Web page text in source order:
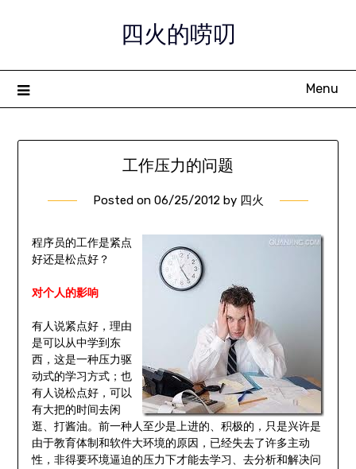
四火的唠叨
Menu
工作压力的问题
Posted on 06/25/2012 by 四火
程序员的工作是紧点
好还是松点好？
对个人的影响
有人说紧点好，理由
是可以从中学到东
西，这是一种压力驱
动式的学习方式；也
有人说松点好，可以
有大把的时间去闲
逛、打酱油。前一种人至少是上进的、积极的，只是兴许是
由于教育体制和软件大环境的原因，已经失去了许多主动
性，非得要环境逼迫的压力下才能去学习、去分析和解决问